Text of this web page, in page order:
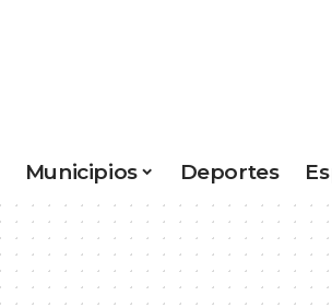
Municipios Deportes